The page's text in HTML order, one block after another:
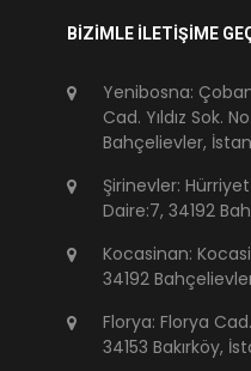
BİZİMLE İLETİŞİME
Yenibosna:
Cad. Yıldız Sok.
Bahçelievler,
Şirinevler:
Daire:7, 34192
Kocasinan:
34192
Florya: Florya Cad.
34153 Bakırköy,